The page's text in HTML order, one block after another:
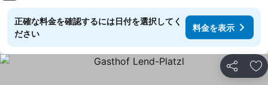
正確な料金を確認するには日付を選択してく
ださい
料金を表示
シェア お